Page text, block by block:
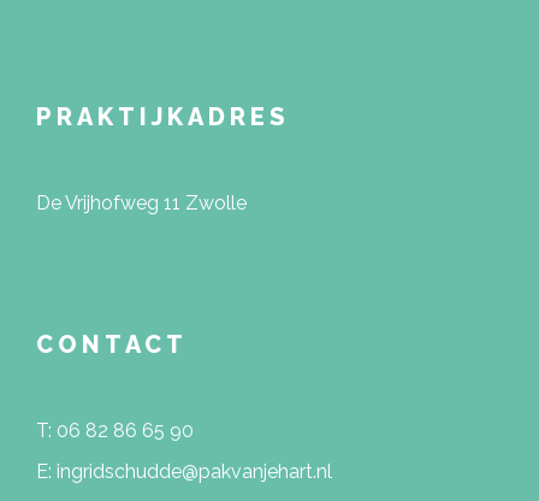
PRAKTIJKADRES
De Vrijhofweg 11 Zwolle
CONTACT
T: 06 82 86 65 90
E: ingridschudde@pakvanjehart.nl